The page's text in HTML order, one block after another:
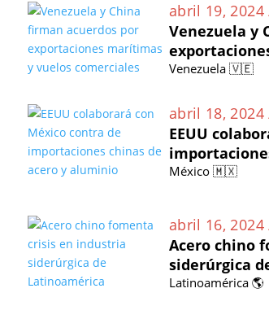
abril 19, 2024
Venezuela y
Venezuela 🇻🇪
abril 18, 2024
EEUU
México 🇲🇽
abril 16, 2024
Acero chino
siderúrgica
Latinoamérica 🌎